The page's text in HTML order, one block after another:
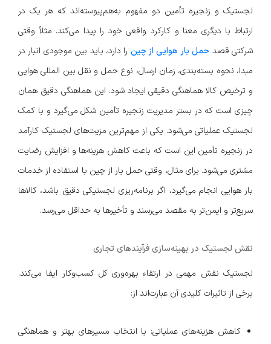
لجستیک و زنجیره تأمین دو مفهوم به‌هم‌پیوسته‌اند که هر یک در
ارتباط با دیگری معنا و کارکرد واقعی خود را پیدا می‌کند. مثلاً وقتی
شرکتی قصد حمل بار هوایی از چین را دارد، باید بین موجودی انبار در
مبدا، نحوه بسته‌بندی، زمان ارسال، نوع حمل و نقل بین المللی هوایی
و ترخیص کالا هماهنگی دقیقی ایجاد شود. این هماهنگی دقیق همان
چیزی است که در بستر مدیریت زنجیره تأمین شکل می‌گیرد و با کمک
لجستیک عملیاتی می‌شود. یکی از مهم‌ترین مزیت‌های لجستیک کارآمد
در زنجیره تأمین این است که باعث کاهش هزینه‌ها و افزایش رضایت
مشتری می‌شود. برای مثال، وقتی حمل بار از چین با استفاده از خدمات
بار هوایی انجام می‌گیرد، اگر برنامه‌ریزی لجستیکی دقیق باشد، کالاها
سریع‌تر و ایمن‌تر به مقصد می‌رسند و تأخیرها به حداقل می‌رسد.
نقش لجستیک در بهینه‌سازی فرآیندهای تجاری
لجستیک نقش مهمی در ارتقاء بهره‌وری کل کسب‌وکار ایفا می‌کند.
برخی از تاثیرات کلیدی آن عبارت‌اند از:
کاهش هزینه‌های عملیاتی: با انتخاب مسیرهای بهتر و هماهنگی